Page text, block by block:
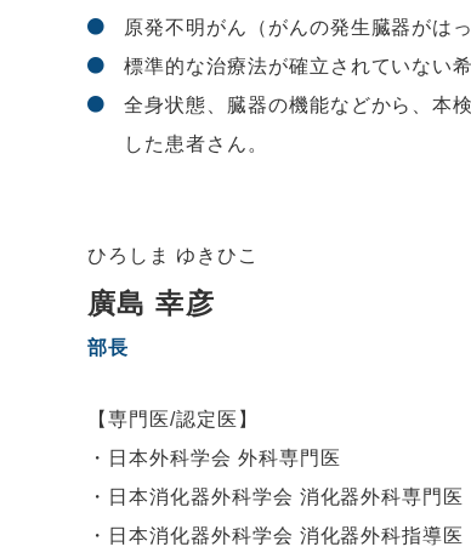
原発不明がん（がんの発生臓器がは
標準的な治療法が確立されていない
全身状態、臓器の機能などから、本
した患者さん。
ひろしま ゆきひこ
廣島 幸彦
部長
【専門医/認定医】
・日本外科学会 外科専門医
・日本消化器外科学会 消化器外科専門医
・日本消化器外科学会 消化器外科指導医